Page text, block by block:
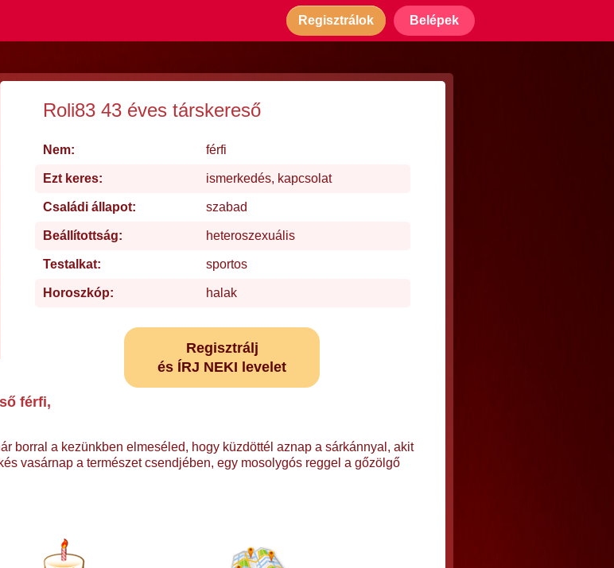
Regisztrálok Belépek
Roli83 43 éves társkereső
Nem: férfi
Ezt keres: ismerkedés, kapcsolat
Családi állapot: szabad
Beállítottság: heteroszexuális
Testalkat: sportos
Horoszkóp: halak
Regisztrálj
és ÍRJ NEKI levelet
férfi,
borral a kezünkben elmeséled, hogy küzdöttél aznap a sárkánnyal, akit
vasárnap a természet csendjében, egy mosolygós reggel a gőzölgő